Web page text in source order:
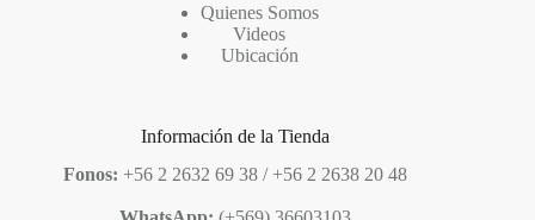
Quienes Somos
Videos
Ubicación
Información de la Tienda
Fonos: +56 2 2632 69 38 / +56 2 2638 20 48